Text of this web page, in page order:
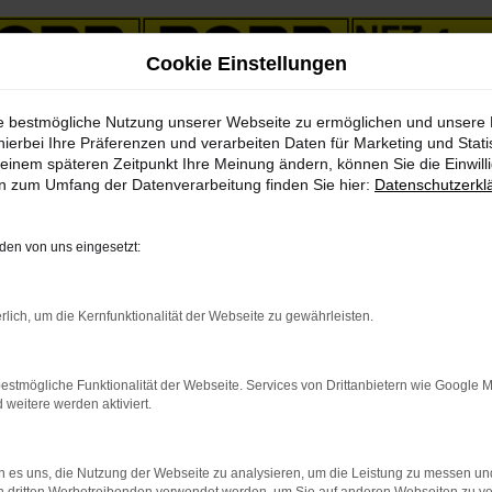
mit Lieferservice nach Gera
Angebote mit
Tipp für Gera
Neuwagen und einem (vermeintlich alten) Gebrauchten
Preislich heben sich Volvo V60 Jahreswagen deutlich von
Tasche greifen müssen und bieten Ihnen zudem erstklassige
zahlen in bequemen monatlichen Raten.
Cookie Einstellungen
bestmögliche Nutzung unserer Webseite zu ermöglichen und unsere
Ihre Präferenzen und verarbeiten Daten für Marketing und
späteren Zeitpunkt Ihre Meinung ändern, können Sie die
zum Umfang der Datenverarbeitung finden Sie hier:
von uns eingesetzt:
um die Kernfunktionalität der Webseite zu gewährleisten.
Funktionalität der Webseite. Services von Drittanbietern wie Google
weitere werden aktiviert.
es uns, die Nutzung der Webseite zu analysieren, um die Leistung zu messen